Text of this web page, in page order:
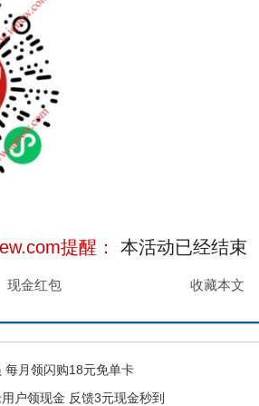
提醒： 本活动已经结束
收藏本文
现金红包
每月领闪购18元免单卡
户领现金 反馈3元现金秒到